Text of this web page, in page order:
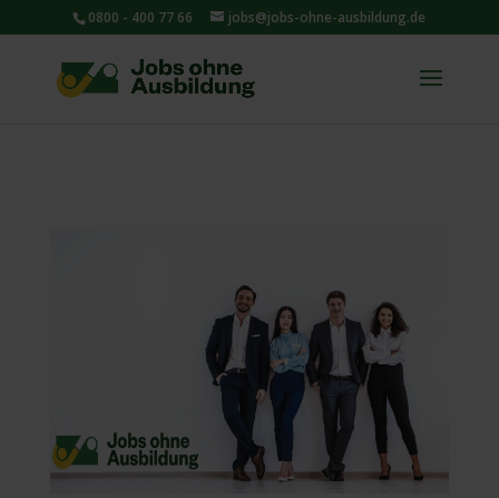
0800 - 400 77 66 jobs@jobs-ohne-ausbildung.de